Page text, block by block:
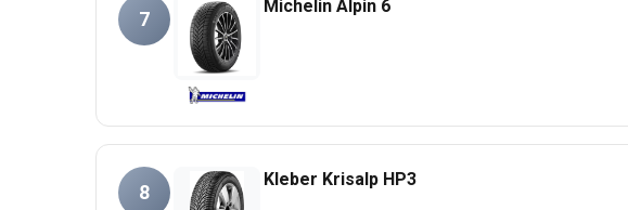
7
Michelin Alpin 6
8
Kleber Krisalp HP3